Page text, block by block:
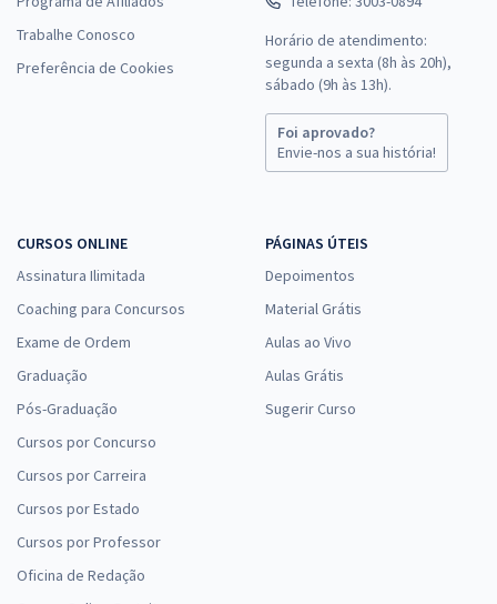
Trabalhe Conosco
Preferência de Cookies
Horário de atendimento:
segunda a sexta (8h às 20h),
sábado (9h às 13h).
Foi aprovado?
Envie-nos a sua história!
CURSOS ONLINE
Assinatura Ilimitada
Coaching para Concursos
Exame de Ordem
Graduação
Pós-Graduação
Cursos por Concurso
Cursos por Carreira
Cursos por Estado
Cursos por Professor
Oficina de Redação
PÁGINAS ÚTEIS
Depoimentos
Material Grátis
Aulas ao Vivo
Aulas Grátis
Sugerir Curso